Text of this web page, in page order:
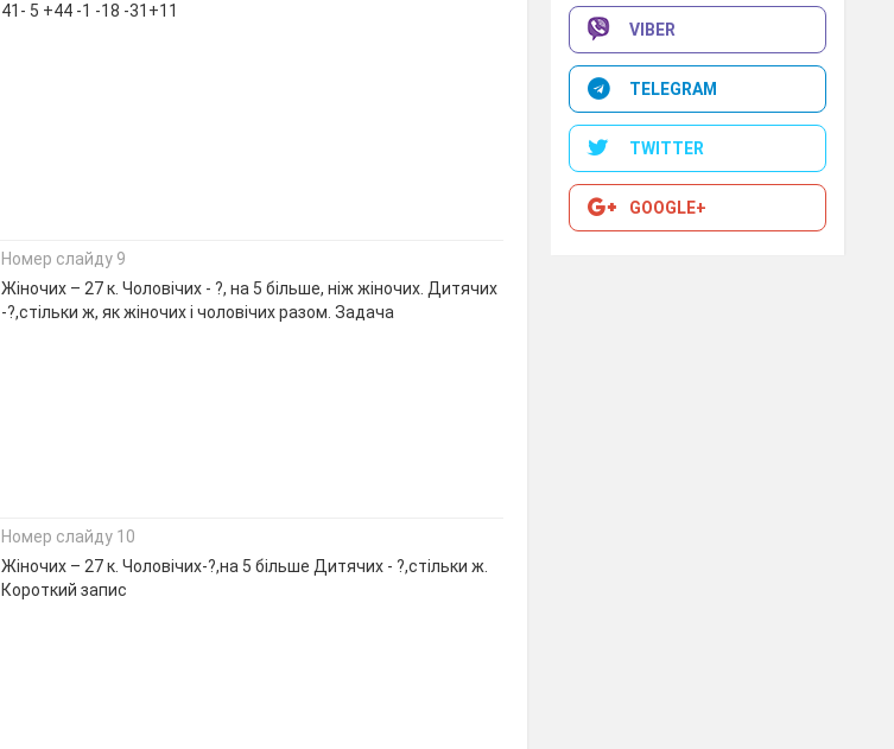
41- 5 +44 -1 -18 -31+11
Номер слайду 9
Жіночих – 27 к. Чоловічих - ?, на 5 більше, ніж жіночих. Дитячих
-?,стільки ж, як жіночих і чоловічих разом. Задача
Номер слайду 10
Жіночих – 27 к. Чоловічих-?,на 5 більше Дитячих - ?,стільки ж.
Короткий запис
VIBER
TELEGRAM
TWITTER
GOOGLE+